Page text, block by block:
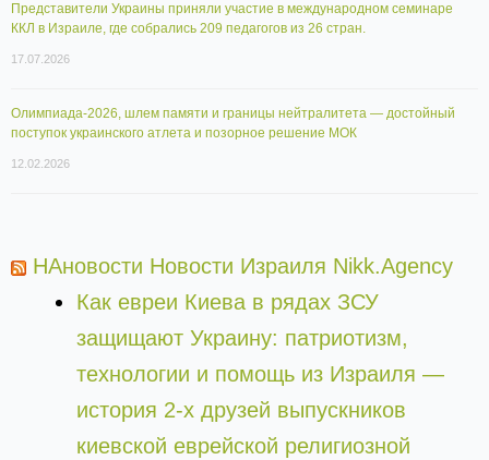
Представители Украины приняли участие в международном семинаре
ККЛ в Израиле, где собрались 209 педагогов из 26 стран.
17.07.2026
Олимпиада-2026, шлем памяти и границы нейтралитета — достойный
поступок украинского атлета и позорное решение МОК
12.02.2026
НАновости Новости Израиля Nikk.Agency
Как евреи Киева в рядах ЗСУ
защищают Украину: патриотизм,
технологии и помощь из Израиля —
история 2-х друзей выпускников
киевской еврейской религиозной